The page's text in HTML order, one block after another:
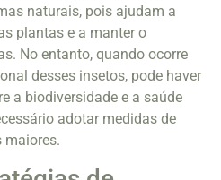
naturais, pois ajudam a
plantas e a manter o
No entanto, quando ocorre
desses insetos, pode haver
a biodiversidade e a saúde
adotar medidas de
maiores.